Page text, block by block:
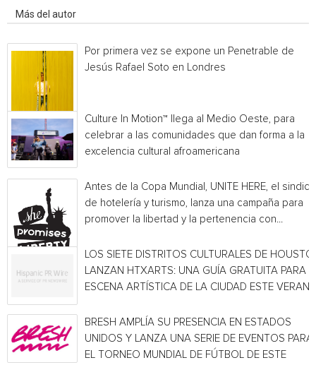
Más del autor
Por primera vez se expone un Penetrable de
Jesús Rafael Soto en Londres
Culture In Motion™ llega al Medio Oeste, para
celebrar a las comunidades que dan forma a la
excelencia cultural afroamericana
Antes de la Copa Mundial, UNITE HERE, el
de hotelería y turismo, lanza una campaña para
promover la libertad y la pertenencia con...
LOS SIETE DISTRITOS CULTURALES DE
LANZAN HTXARTS: UNA GUÍA GRATUITA PARA
ESCENA ARTÍSTICA DE LA CIUDAD ESTE
BRESH AMPLÍA SU PRESENCIA EN ESTADOS
UNIDOS Y LANZA UNA SERIE DE EVENTOS PARA
EL TORNEO MUNDIAL DE FÚTBOL DE ESTE